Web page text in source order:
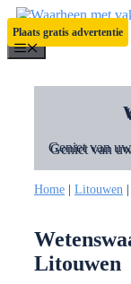
Ga
naar
de
inhoud
Plaats gratis advertentie
Menu
Geniet van
Home Litouwen
Litouwen